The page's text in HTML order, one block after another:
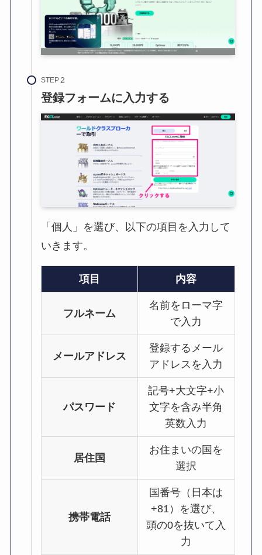
STEP
登録フォームに入力する
「個人」を選び、以下の項目を入力して
いきます。
項目 内容
フルネーム
名前をローマ字
で入力
メールアドレス
登録するメール
アドレスを入力
パスワード
記号+大文字+小
文字を含み半角
英数入力
居住国
お住まいの国を
選択
携帯電話
国番号（日本は
+81）を選び、
頭の0を抜いて入
力